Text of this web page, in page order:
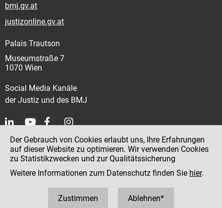
bmj.gv.at
justizonline.gv.at
Palais Trautson
Museumstraße 7
1070 Wien
Social Media Kanäle
der Justiz und des BMJ
Kontakt
Impressum
Datenschutz
Der Gebrauch von Cookies erlaubt uns, Ihre Erfahrungen
auf dieser Website zu optimieren. Wir verwenden Cookies
zu Statistikzwecken und zur Qualitätssicherung
Weitere Informationen zum Datenschutz finden Sie hier.
Zustimmen Ablehnen*